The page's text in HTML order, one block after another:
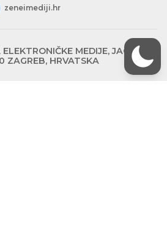
zeneimediji.hr
MEDIJE, JAGIĆEVA
ZAGREB, HRVATSKA